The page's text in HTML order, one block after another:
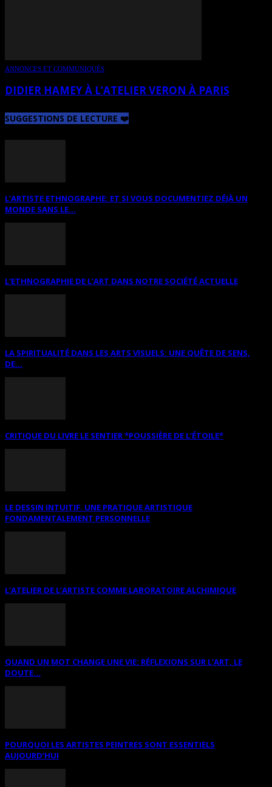
ANNONCES ET COMMUNIQUÉS
DIDIER HAMEY À L’ATELIER VERON À PARIS
SUGGESTIONS DE LECTURE ❤️
L’ARTISTE ETHNOGRAPHE: ET SI VOUS DOCUMENTIEZ DÉJÀ UN
MONDE SANS LE...
L’ETHNOGRAPHIE DE L’ART DANS NOTRE SOCIÉTÉ ACTUELLE
LA SPIRITUALITÉ DANS LES ARTS VISUELS: UNE QUÊTE DE SENS,
DE...
CRITIQUE DU LIVRE LE SENTIER *POUSSIÈRE DE L’ÉTOILE*
LE DESSIN INTUITIF. UNE PRATIQUE ARTISTIQUE
FONDAMENTALEMENT PERSONNELLE
L’ATELIER DE L’ARTISTE COMME LABORATOIRE ALCHIMIQUE
QUAND UN MOT CHANGE UNE VIE: RÉFLEXIONS SUR L’ART, LE
DOUTE...
POURQUOI LES ARTISTES PEINTRES SONT ESSENTIELS
AUJOURD’HUI